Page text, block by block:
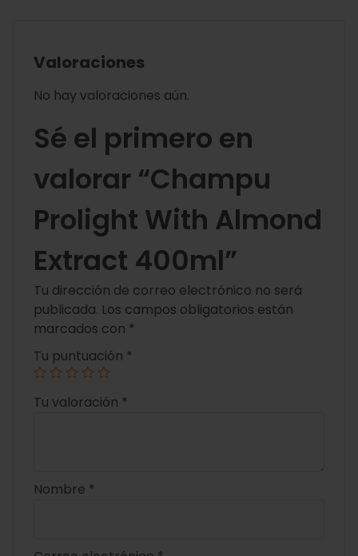
Valoraciones
No hay valoraciones aún.
Sé el primero en
valorar “Champu
Prolight With Almond
Extract 400ml”
Tu dirección de correo electrónico no será
publicada. Los campos obligatorios están
marcados con *
Tu puntuación *
Tu valoración *
Nombre *